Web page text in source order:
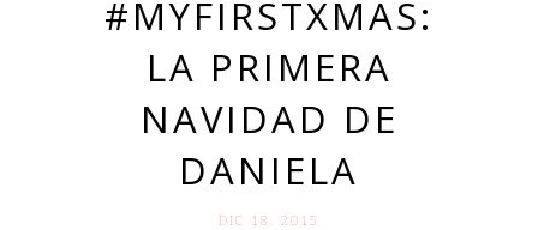
#MYFIRSTXMAS:
LA PRIMERA
NAVIDAD DE
DANIELA
DIC 18. 2015